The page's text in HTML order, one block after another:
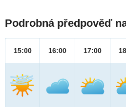
Podrobná předpověď
15:00 16:00 17:00